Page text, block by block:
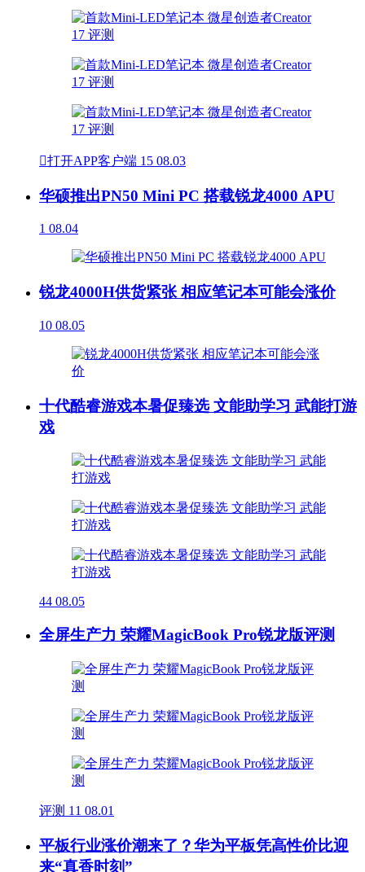
打开APP客户端 15 08.03
华硕推出PN50 Mini PC 搭载锐龙4000 APU
1 08.04
锐龙4000H供货紧张 相应笔记本可能会涨价
10 08.05
十代酷睿游戏本暑促臻选 文能助学习 武能打游
戏
44 08.05
全屏生产力 荣耀MagicBook Pro锐龙版评测
评测 11 08.01
平板行业涨价潮来了？华为平板凭高性价比迎
来“真香时刻”